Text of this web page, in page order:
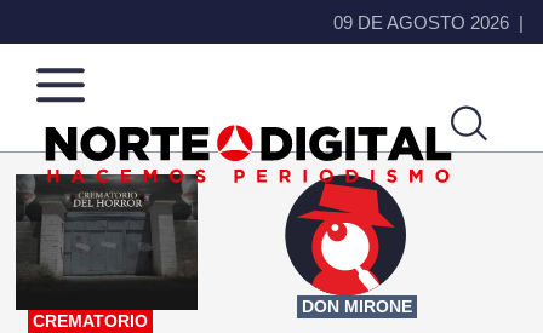
09 DE AGOSTO 2026
Norte
de
Ciudad
Más
que
noticias,
hacemos periodismo
CREMATORIO
DON MIRONE